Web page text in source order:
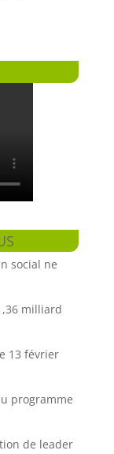
social ne
milliard
13 février
programme
de leader